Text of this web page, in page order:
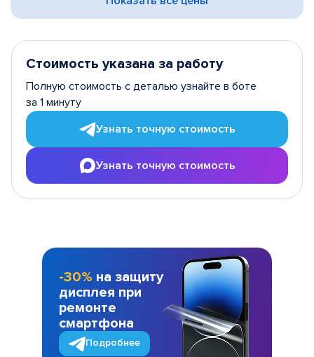
Стоимость указана за работу
Полную стоимость с деталью узнайте в боте
за 1 минуту
Узнать точную стоимость
Узнать точную стоимость
-30% на защиту
дисплея при
ремонте
смартфона
Подробнее